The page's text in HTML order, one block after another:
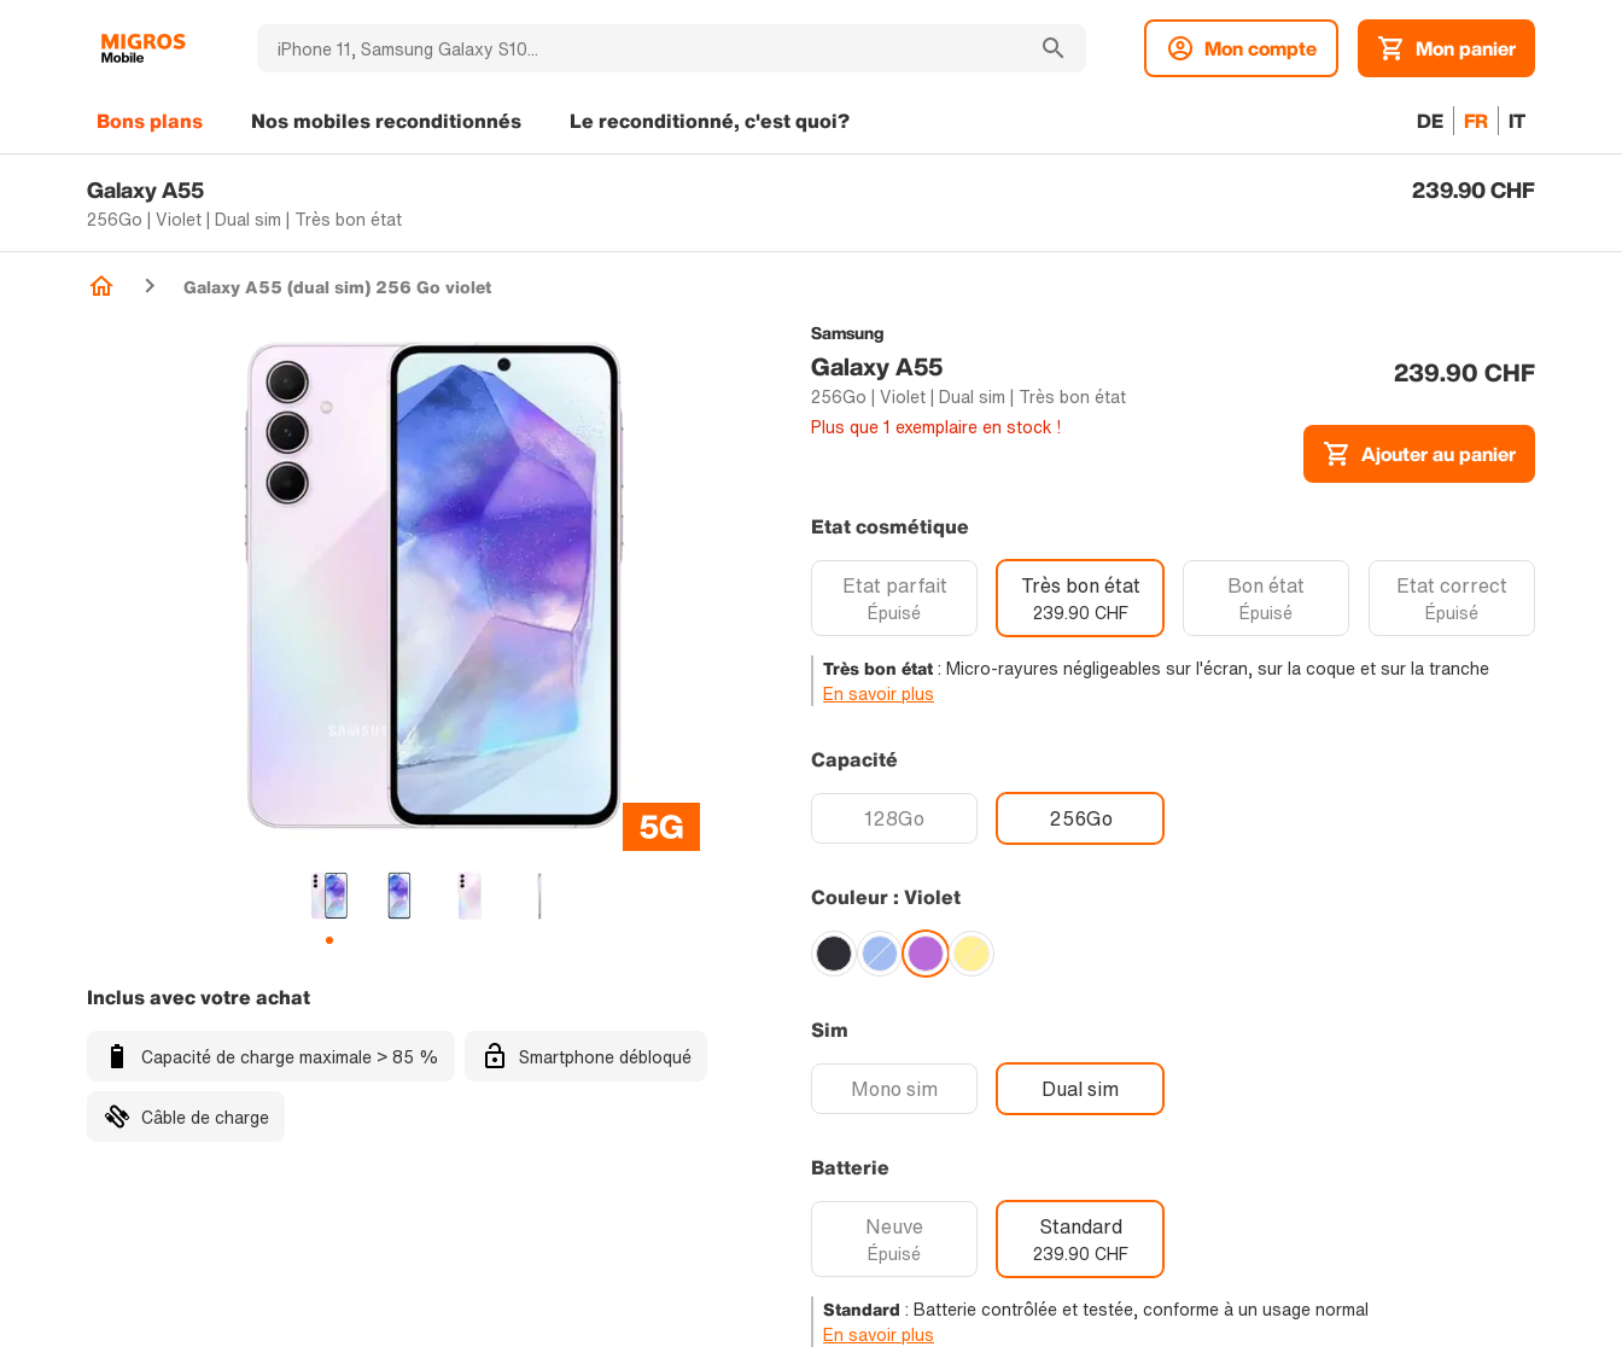
Mon compte Mon panier
DE FR IT
Bons plans Nos mobiles reconditionnés Le reconditionné, c'est quoi?
Galaxy A55
256Go | Violet | Dual sim | Très bon état
239.90 CHF
Galaxy A55 (dual sim) 256 Go violet
Samsung
Galaxy A55
256Go | Violet | Dual sim | Très bon état
Plus que 1 exemplaire en stock !
Inclus avec votre achat
Capacité de charge maximale > 85 % Smartphone débloqué
Câble de charge
239.90 CHF
Ajouter au panier
Etat cosmétique
Etat parfait
Épuisé
Très bon état
239.90 CHF
Bon état
Épuisé
Etat correct
Épuisé
Très bon état: Micro-rayures négligeables sur l'écran, sur la coque et sur la tranche
En savoir plus
Capacité
128Go 256Go
Couleur : Violet
Sim
Mono sim Dual sim
Batterie
Neuve
Épuisé
Standard
239.90 CHF
Standard : Batterie contrôlée et testée, conforme à un usage normal
En savoir plus